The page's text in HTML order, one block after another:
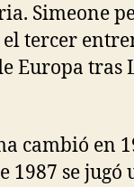
Simeone
tercer
Europa tras
cambió en
1987 se jugó